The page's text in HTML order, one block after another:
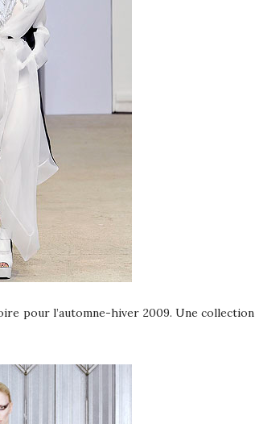
pour l’automne-hiver 2009. Une